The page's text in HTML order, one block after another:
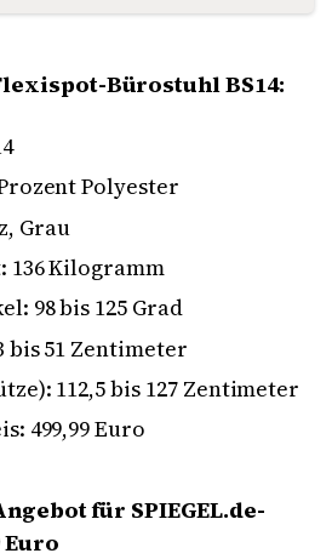
Bürostuhl BS14:
Polyester
Grau
Kilogramm
98 bis 125 Grad
bis 51 Zentimeter
112,5 bis 127 Zentimeter
499,99 Euro
für SPIEGEL.de-
Euro